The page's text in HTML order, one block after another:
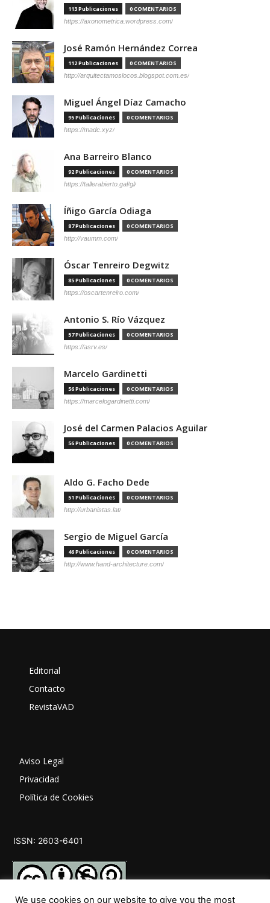
113 Publicaciones 0 COMENTARIOS
https://axonometrica.wordpress.com/
José Ramón Hernández Correa
112 Publicaciones 0 COMENTARIOS
http://arquitectamoslocos.blogspot.com.es/
Miguel Ángel Díaz Camacho
95 Publicaciones 0 COMENTARIOS
https://madc.xyz/
Ana Barreiro Blanco
92 Publicaciones 0 COMENTARIOS
https://tallerabierto.gal/gl/
Íñigo García Odiaga
87 Publicaciones 0 COMENTARIOS
http://vaumm.com/
Óscar Tenreiro Degwitz
85 Publicaciones 0 COMENTARIOS
https://oscartenreiro.com/
Antonio S. Río Vázquez
57 Publicaciones 0 COMENTARIOS
https://asrv.es/
Marcelo Gardinetti
56 Publicaciones 0 COMENTARIOS
https://marcelogardinetti.com/
José del Carmen Palacios Aguilar
56 Publicaciones 0 COMENTARIOS
Aldo G. Facho Dede
51 Publicaciones 0 COMENTARIOS
http://urbanistas.lat/
Sergio de Miguel García
46 Publicaciones 0 COMENTARIOS
http://www.hand-architecture.com/
Editorial
Contacto
RevistaVAD
Aviso Legal
Privacidad
Política de Cookies
ISSN: 2603-6401
We use cookies on our website to give you the most